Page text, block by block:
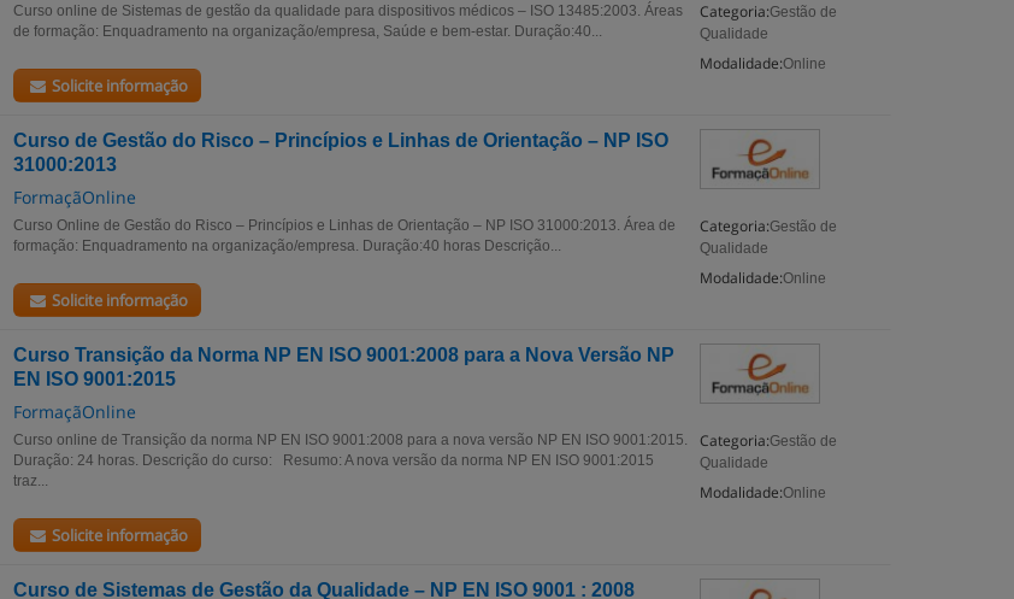
Categoria:Gestão de
Qualidade
Modalidade:Online
Curso online de Sistemas de gestão da qualidade para dispositivos médicos – ISO 13485:2003. Áreas
de formação: Enquadramento na organização/empresa, Saúde e bem-estar. Duração:40...
Solicite informação
Curso de Gestão do Risco – Princípios e Linhas de Orientação – NP ISO
31000:2013
FormaçãOnline
Categoria:Gestão de
Qualidade
Modalidade:Online
Curso Online de Gestão do Risco – Princípios e Linhas de Orientação – NP ISO 31000:2013. Área de
formação: Enquadramento na organização/empresa. Duração:40 horas Descrição...
Solicite informação
Curso Transição da Norma NP EN ISO 9001:2008 para a Nova Versão NP
EN ISO 9001:2015
FormaçãOnline
Categoria:Gestão de
Qualidade
Modalidade:Online
Curso online de Transição da norma NP EN ISO 9001:2008 para a nova versão NP EN ISO 9001:2015.
Duração: 24 horas. Descrição do curso: Resumo: A nova versão da norma NP EN ISO 9001:2015
traz...
Solicite informação
Curso de Sistemas de Gestão da Qualidade – NP EN ISO 9001 : 2008